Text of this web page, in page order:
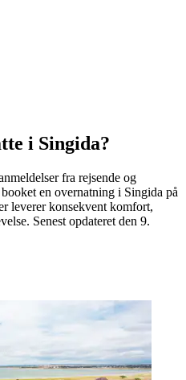
i Singida?
fra rejsende og
en overnatning i Singida på
leverer konsekvent komfort,
Senest opdateret den 9.